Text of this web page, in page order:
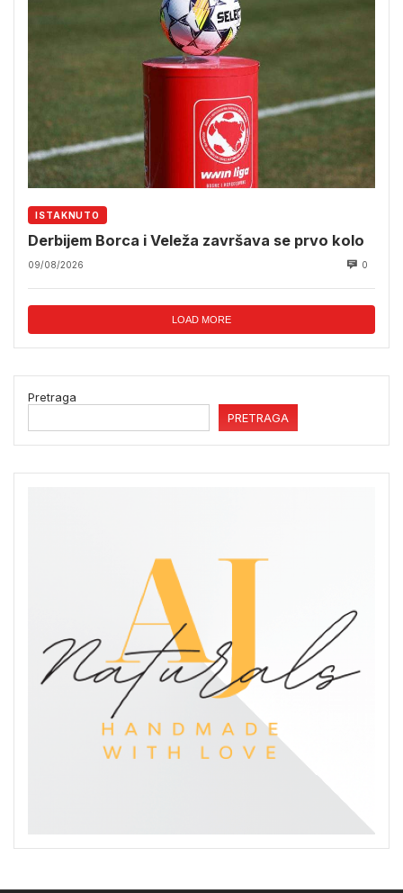
ISTAKNUTO
Derbijem Borca i Veleža završava se prvo kolo
09/08/2026 0
LOAD MORE
Pretraga
PRETRAGA